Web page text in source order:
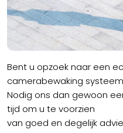
Bent u opzoek naar een
camerabewaking
Nodig ons dan gewoon
tijd om u te voorzien
van goed en degelijk